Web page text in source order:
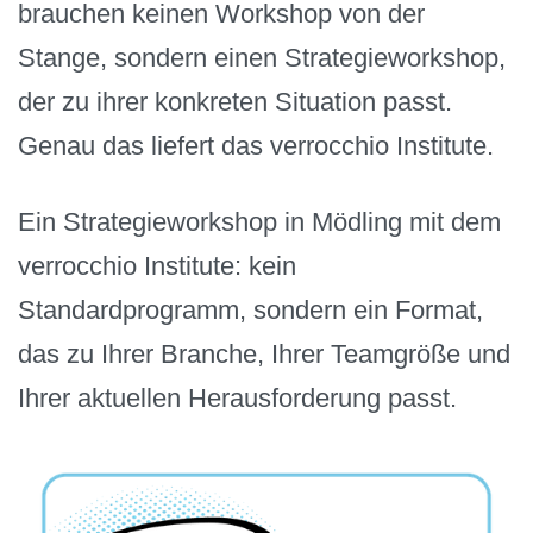
brauchen keinen Workshop von der
Stange, sondern einen Strategieworkshop,
der zu ihrer konkreten Situation passt.
Genau das liefert das verrocchio Institute.
Ein Strategieworkshop in Mödling mit dem
verrocchio Institute: kein
Standardprogramm, sondern ein Format,
das zu Ihrer Branche, Ihrer Teamgröße und
Ihrer aktuellen Herausforderung passt.